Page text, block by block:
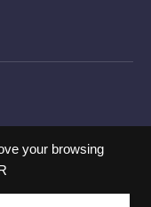
your browsing